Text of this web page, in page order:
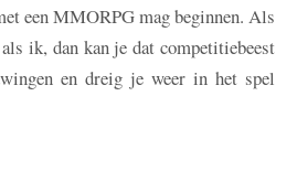
een MMORPG mag beginnen. Als
ik, dan kan je dat competitiebeest
en dreig je weer in het spel